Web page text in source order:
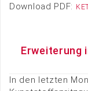
Download PDF:
In den letzten